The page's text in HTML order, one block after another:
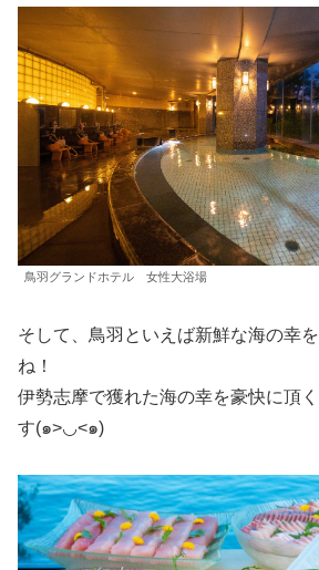
鳥羽グランドホテル 女性大浴場
そして、鳥羽といえば新鮮な海の幸
ね！
伊勢志摩で獲れた海の幸を豪快に頂
す(๑>◡<๑)